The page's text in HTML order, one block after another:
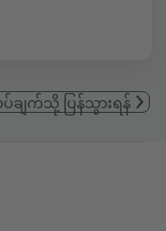
ချက်သို့ ပြန်သွားရန်